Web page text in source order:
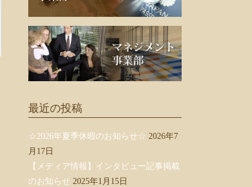
最近の投稿
☆2026年夏季休暇のお知らせ☆ 2026年7
月17日
【メディア情報】インタビュー記事掲載
のお知らせ 2025年1月15日